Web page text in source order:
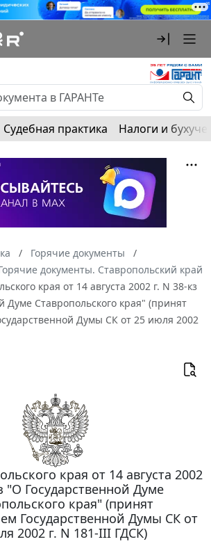
Судебная практика Налоги и
Горячие документы
документы. Ставропольский край
края от 14 августа 2002 г. N 38-кз
Думе Ставропольского края" (принят
Думы СК от 25 июля 2002
края от 14 августа 2002
"О Государственной Думе
края" (принят
Государственной Думы СК от
2002 г. N 181-III ГДСК)